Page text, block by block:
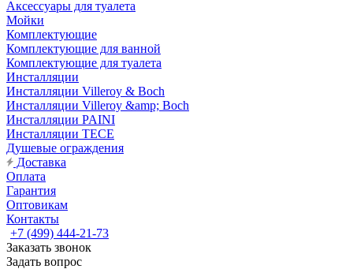
Аксессуары для туалета
Мойки
Комплектующие
Комплектующие для ванной
Комплектующие для туалета
Инсталляции
Инсталляции Villeroy & Boch
Инсталляции Villeroy &amp; Boch
Инсталляции PAINI
Инсталляции TECE
Душевые ограждения
Доставка
Оплата
Гарантия
Оптовикам
Контакты
+7 (499) 444-21-73
Заказать звонок
Задать вопрос